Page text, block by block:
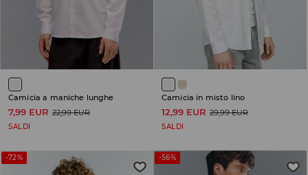
Camicia a maniche lunghe
7,99 EUR 22,99 EUR
SALDI
Camicia in misto lino
12,99 EUR 29,99 EUR
SALDI
-72% -56%